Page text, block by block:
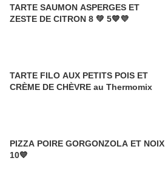
TARTE SAUMON ASPERGES ET
ZESTE DE CITRON 8 💚 5💙💜
TARTE FILO AUX PETITS POIS ET
CRÈME DE CHÈVRE au Thermomix
PIZZA POIRE GORGONZOLA ET NOIX
10💙